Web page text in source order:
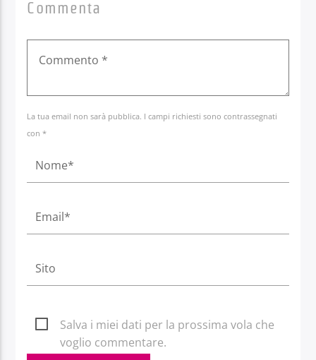
Commenta
La tua email non sarà pubblica. I campi richiesti sono contrassegnati
con *
Salva i miei dati per la prossima vola che
voglio commentare.